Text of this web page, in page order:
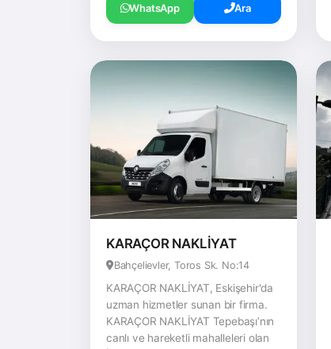
WhatsApp Ara
KARAÇOR NAKLİYAT
Bahçelievler, Toros Sk. No:14
KARAÇOR NAKLİYAT, Eskişehir'da
uzman hizmetler sunan bir firma.
KARAÇOR NAKLİYAT Tepebaşı’nın
canlı ve hareketli mahalleleri olan